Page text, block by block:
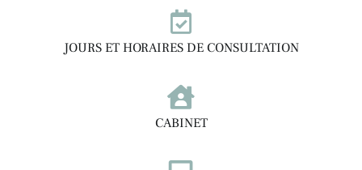
JOURS ET HORAIRES DE CONSULTATION
CABINET